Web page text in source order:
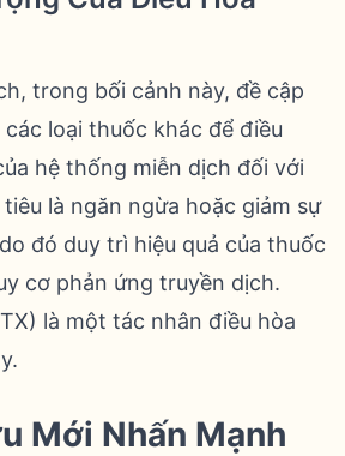
trong bối cảnh này, đề cập
loại thuốc khác để điều
hệ thống miễn dịch đối với
là ngăn ngừa hoặc giảm sự
đó duy trì hiệu quả của thuốc
cơ phản ứng truyền dịch.
là một tác nhân điều hòa
Mới Nhấn Mạnh